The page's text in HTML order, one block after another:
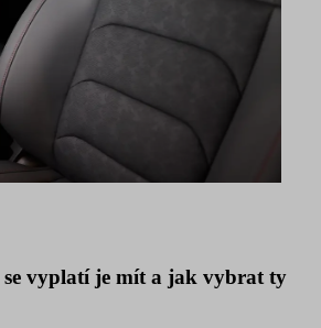
vyplatí je mít a jak vybrat ty